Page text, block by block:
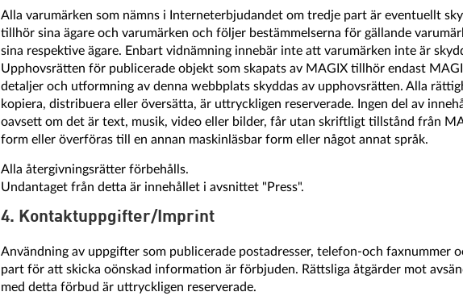
Alla varumärken som nämns i Interneterbjudandet om tredje part är eventuellt
tillhör sina ägare och varumärken och följer bestämmelserna för gällande
sina respektive ägare. Enbart vidnämning innebär inte att varumärken inte är
Upphovsrätten för publicerade objekt som skapats av MAGIX tillhör endast
detaljer och utformning av denna webbplats skyddas av upphovsrätten. Alla
kopiera, distribuera eller översätta, är uttryckligen reserverade. Ingen del av
oavsett om det är text, musik, video eller bilder, får utan skriftligt tillstånd från
form eller överföras till en annan maskinläsbar form eller något annat språk.
Alla återgivningsrätter förbehålls.
Undantaget från detta är innehållet i avsnittet "Press".
4. Kontaktuppgifter/Imprint
Användning av uppgifter som publicerade postadresser, telefon-och faxnummer
part för att skicka oönskad information är förbjuden. Rättsliga åtgärder mot
med detta förbud är uttryckligen reserverade.